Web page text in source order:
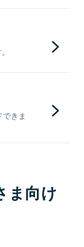
きま
ま向け